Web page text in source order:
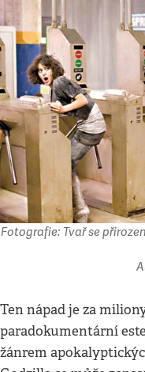
Fotografie: Tvař se
Ten nápad je za
paradokumentární
žánrem